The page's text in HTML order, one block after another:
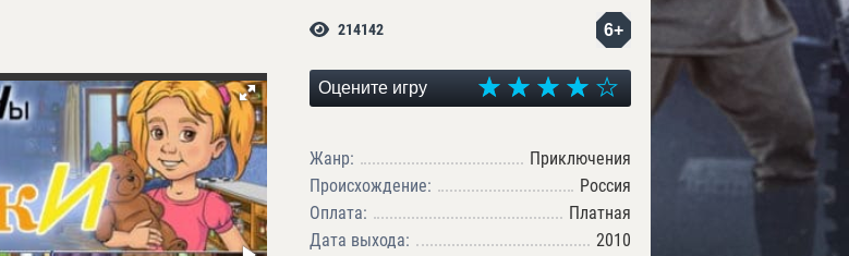
6+
214142
Оцените игру
Жанр:
Приключения
Происхождение:
Россия
Оплата:
Платная
Дата выхода:
2010